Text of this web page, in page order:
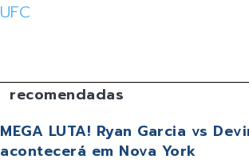
UFC
recomendadas
MEGA LUTA! Ryan Garcia vs
acontecerá em Nova York